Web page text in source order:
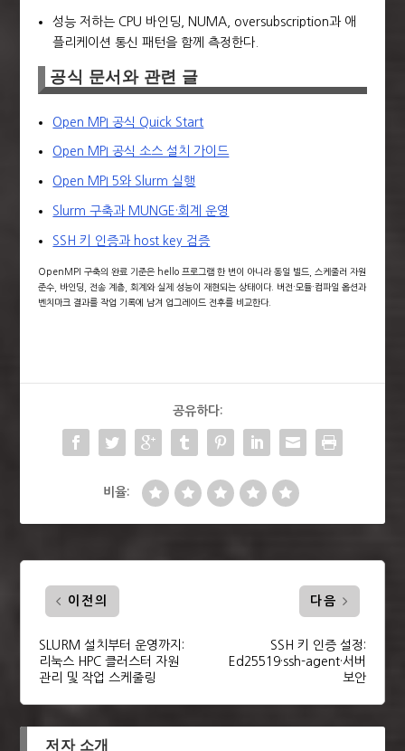
성능 저하는 CPU 바인딩, NUMA, oversubscription과 애
플리케이션 통신 패턴을 함께 측정한다.
공식 문서와 관련 글
Open MPI 공식 Quick Start
Open MPI 공식 소스 설치 가이드
Open MPI 5와 Slurm 실행
Slurm 구축과 MUNGE·회계 운영
SSH 키 인증과 host key 검증
OpenMPI 구축의 완료 기준은 hello 프로그램 한 번이 아니라 동일 빌드, 스케줄러 자원
준수, 바인딩, 전송 계층, 회계와 실제 성능이 재현되는 상태이다. 버전·모듈·컴파일 옵션과
벤치마크 결과를 작업 기록에 남겨 업그레이드 전후를 비교한다.
공유하다:
비율:
이전의
SLURM 설치부터 운영까지:
리눅스 HPC 클러스터 자원
관리 및 작업 스케줄링
다음
SSH 키 인증 설정:
Ed25519·ssh-agent·서버
보안
저자 소개